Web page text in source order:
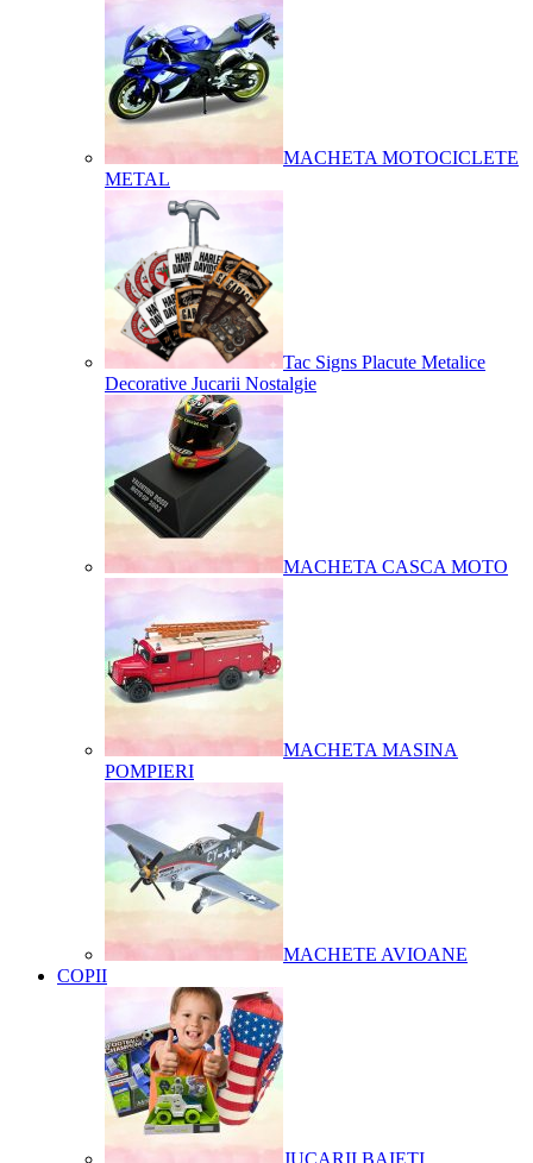
MACHETA MOTOCICLETE
METAL
Tac Signs Placute Metalice
Decorative Jucarii Nostalgie
MACHETA CASCA MOTO
MACHETA MASINA
POMPIERI
MACHETE AVIOANE
COPII
JUCARII BAIETI